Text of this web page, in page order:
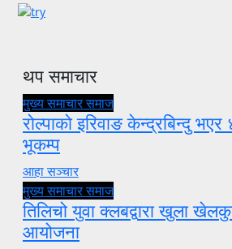
थप समाचार
मुख्य समाचारसमाज
रोल्पाको इरिवाङ केन्द्रबिन्दु भएर
भूकम्प
आहा सञ्चार
मुख्य समाचारसमाज
तिलिचो युवा क्लबद्वारा खुला
आयोजना